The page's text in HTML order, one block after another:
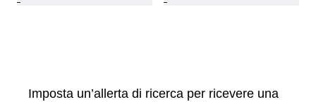
Imposta un’allerta di ricerca per ricevere una